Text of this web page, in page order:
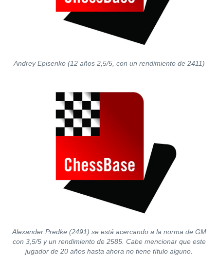
Andrey Episenko (12 años 2,5/5, con un rendimiento de 2411)
Alexander Predke (2491) se está acercando a la norma de GM
con 3,5/5 y un rendimiento de 2585. Cabe mencionar que este
jugador de 20 años hasta ahora no tiene título alguno.